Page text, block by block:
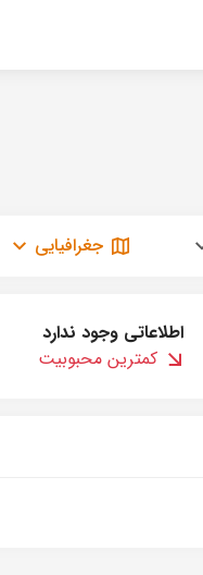
جغرافیایی
اطلاعاتی وجود ندارد
کمترین محبوبیت